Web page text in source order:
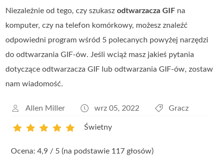
Niezależnie od tego, czy szukaszodtwarzacza GIF na
komputer, czy na telefon komórkowy, możesz znaleźć
odpowiedni program wśród 5 polecanych powyżej narzędzi
do odtwarzania GIF-ów. Jeśli wciąż masz jakieś pytania
dotyczące odtwarzacza GIF lub odtwarzania GIF-ów, zostaw
nam wiadomość.
Allen Miller wrz 05, 2022 Gracz
Świetny
Ocena: 4,9 / 5 (na podstawie 117 głosów)